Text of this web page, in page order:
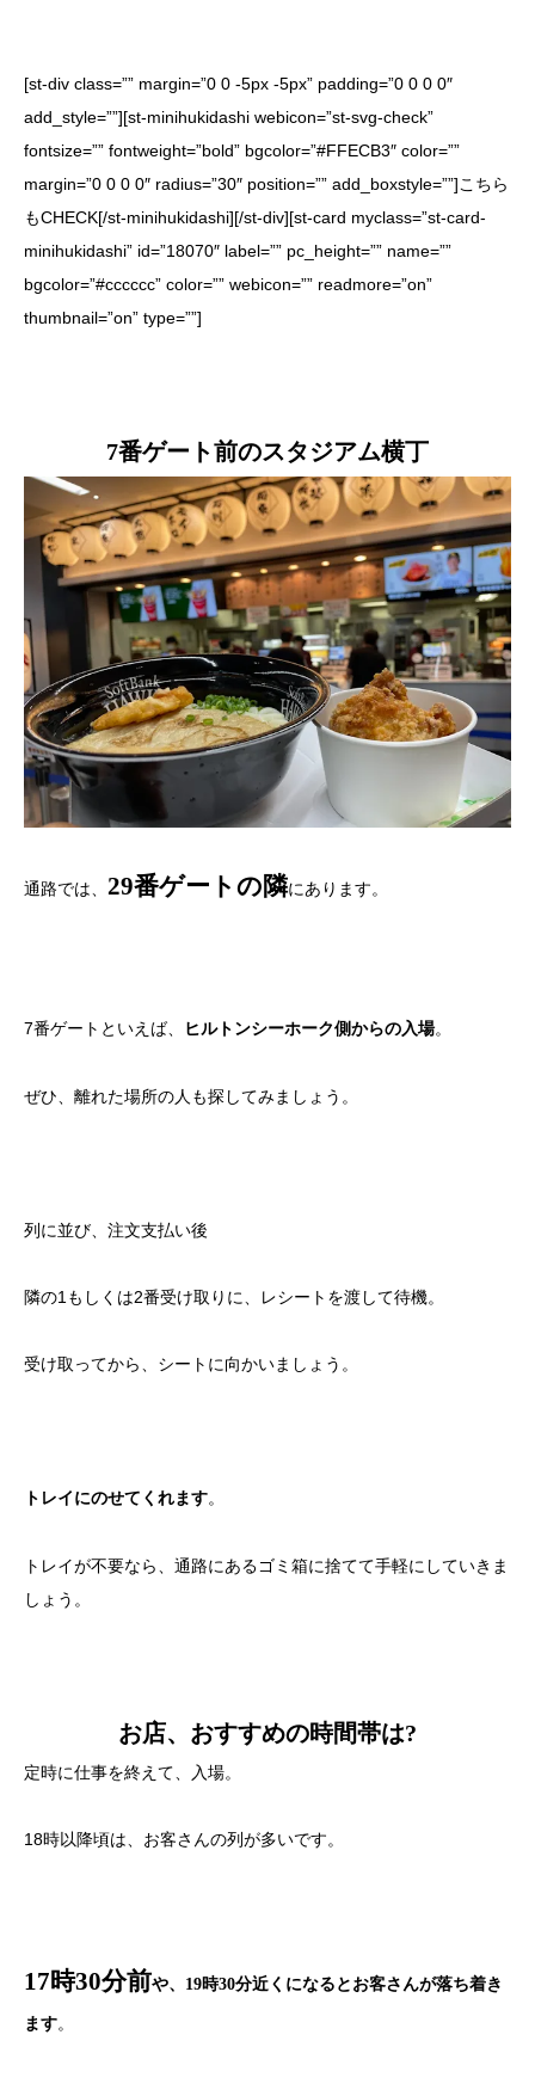
[st-div class=”” margin=”0 0 -5px -5px” padding=”0 0 0 0″
add_style=””][st-minihukidashi webicon=”st-svg-check”
fontsize=”” fontweight=”bold” bgcolor=”#FFECB3″ color=””
margin=”0 0 0 0″ radius=”30″ position=”” add_boxstyle=””]こちら
もCHECK[/st-minihukidashi][/st-div][st-card myclass=”st-card-
minihukidashi” id=”18070″ label=”” pc_height=”” name=””
bgcolor=”#cccccc” color=”” webicon=”” readmore=”on”
thumbnail=”on” type=””]
7番ゲート前のスタジアム横丁
通路では、 29番ゲートの隣にあります。
7番ゲートといえば、 ヒルトンシーホーク側からの入場。
ぜひ、離れた場所の人も探してみましょう。
列に並び、注文支払い後
隣の1もしくは2番受け取りに、レシートを渡して待機。
受け取ってから、シートに向かいましょう。
トレイにのせてくれます。
トレイが不要なら、通路にあるゴミ箱に捨てて手軽にしていきま
しょう。
お店、おすすめの時間帯は?
定時に仕事を終えて、入場。
18時以降頃は、お客さんの列が多いです。
17時30分前や、19時30分近くになるとお客さんが落ち着き
ます。